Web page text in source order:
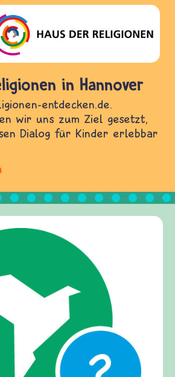
in Hannover
entdecken.de.
wir uns zum Ziel gesetzt,
Dialog für Kinder erlebbar